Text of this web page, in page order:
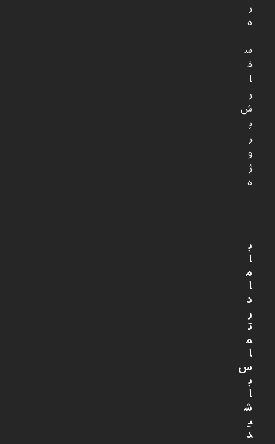
ر
ه
س
ف
ا
ر
ش
پ
ر
و
ژ
ه
ب
ا
م
ا
د
ر
ت
م
ا
س
ب
ا
ش
ی
د